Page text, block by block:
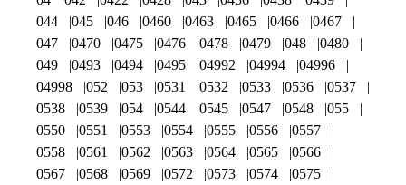
044
045 046 0460 0463 0465 0466
0467
047
0470 0475 0476 0478 0479 048
0480
049
0493 0494 0495 04992 04994
04996
04998
052 053 0531 0532 0533 0536
0537
0538
0539 054 0544 0545 0547 0548
055
0550
0551 0553 0554 0555 0556
0557
0558
0561 0562 0563 0564 0565
0566
0567
0568 0569 0572 0573 0574
0575